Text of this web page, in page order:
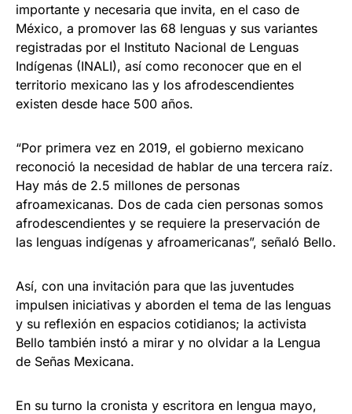
importante y necesaria que invita, en el caso de
México, a promover las 68 lenguas y sus variantes
registradas por el Instituto Nacional de Lenguas
Indígenas (INALI), así como reconocer que en el
territorio mexicano las y los afrodescendientes
existen desde hace 500 años.
“Por primera vez en 2019, el gobierno mexicano
reconoció la necesidad de hablar de una tercera raíz.
Hay más de 2.5 millones de personas
afroamexicanas. Dos de cada cien personas somos
afrodescendientes y se requiere la preservación de
las lenguas indígenas y afroamericanas”, señaló Bello.
Así, con una invitación para que las juventudes
impulsen iniciativas y aborden el tema de las lenguas
y su reflexión en espacios cotidianos; la activista
Bello también instó a mirar y no olvidar a la Lengua
de Señas Mexicana.
En su turno la cronista y escritora en lengua mayo,